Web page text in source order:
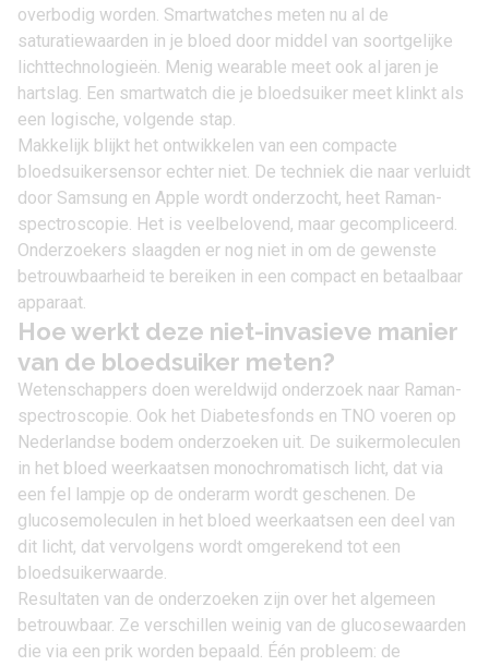
overbodig worden. Smartwatches meten nu al de
saturatiewaarden in je bloed door middel van soortgelijke
lichttechnologieën. Menig wearable meet ook al jaren je
hartslag. Een smartwatch die je bloedsuiker meet klinkt als
een logische, volgende stap.
Makkelijk blijkt het ontwikkelen van een compacte
bloedsuikersensor echter niet. De techniek die naar verluidt
door Samsung en Apple wordt onderzocht, heet Raman-
spectroscopie. Het is veelbelovend, maar gecompliceerd.
Onderzoekers slaagden er nog niet in om de gewenste
betrouwbaarheid te bereiken in een compact en betaalbaar
apparaat.
Hoe werkt deze niet-invasieve manier
van de bloedsuiker meten?
Wetenschappers doen wereldwijd onderzoek naar Raman-
spectroscopie. Ook het Diabetesfonds en TNO voeren op
Nederlandse bodem onderzoeken uit. De suikermoleculen
in het bloed weerkaatsen monochromatisch licht, dat via
een fel lampje op de onderarm wordt geschenen. De
glucosemoleculen in het bloed weerkaatsen een deel van
dit licht, dat vervolgens wordt omgerekend tot een
bloedsuikerwaarde.
Resultaten van de onderzoeken zijn over het algemeen
betrouwbaar. Ze verschillen weinig van de glucosewaarden
die via een prik worden bepaald. Één probleem: de